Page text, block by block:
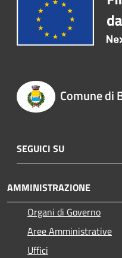
Comune di
SEGUICI SU
AMMINISTRAZIONE
Organi di Governo
Aree Amministrative
Uffici